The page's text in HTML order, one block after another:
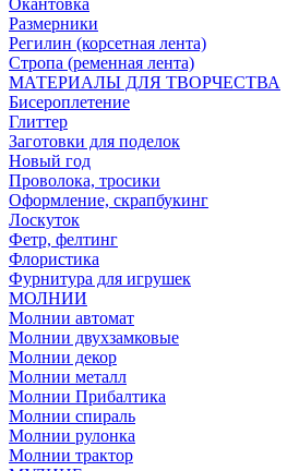
Окантовка
Размерники
Регилин (корсетная лента)
Стропа (ременная лента)
МАТЕРИАЛЫ ДЛЯ ТВОРЧЕСТВА
Бисероплетение
Глиттер
Заготовки для поделок
Новый год
Проволока, тросики
Оформление, скрапбукинг
Лоскуток
Фетр, фелтинг
Флористика
Фурнитура для игрушек
МОЛНИИ
Молнии автомат
Молнии двухзамковые
Молнии декор
Молнии металл
Молнии Прибалтика
Молнии спираль
Молнии рулонка
Молнии трактор